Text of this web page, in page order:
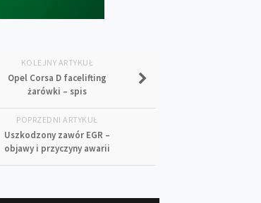
KOLEJNY ARTYKUŁ
Opel Corsa D facelifting
żarówki – spis
POPRZEDNI ARTYKUŁ
Uszkodzony zawór EGR –
objawy i przyczyny awarii